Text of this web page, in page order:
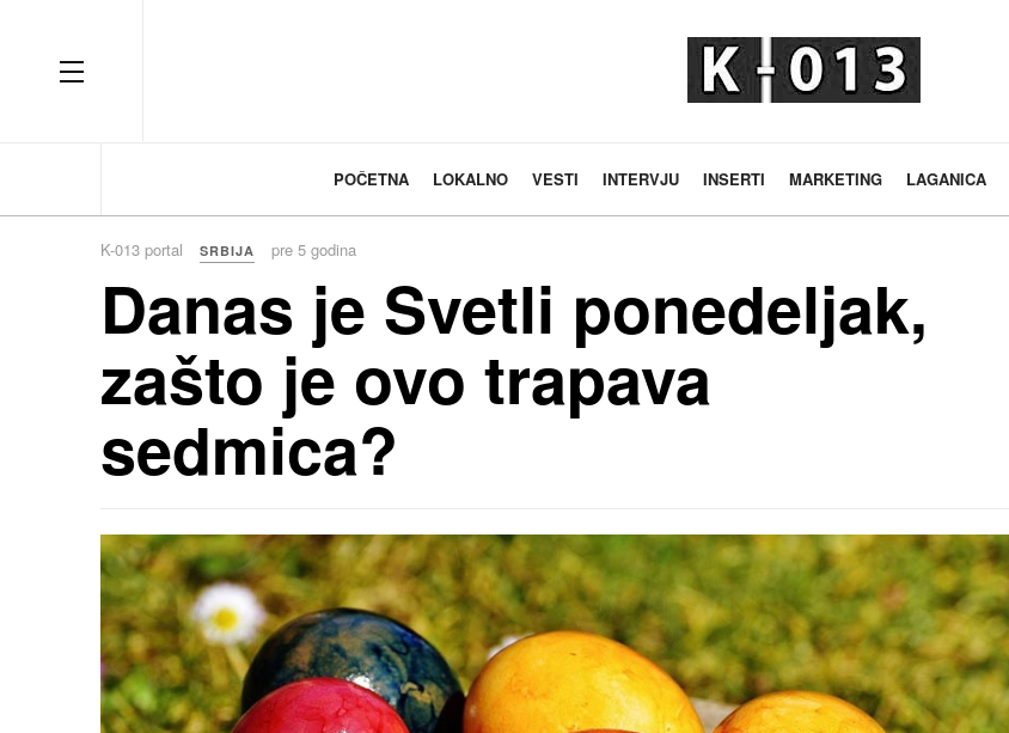
OFF CANVAS
POČETNA LOKALNO VESTI INTERVJU INSERTI MARKETING LAGANICA
K-013 portal SRBIJA pre 5 godina
Danas je Svetli ponedeljak,
zašto je ovo trapava
sedmica?